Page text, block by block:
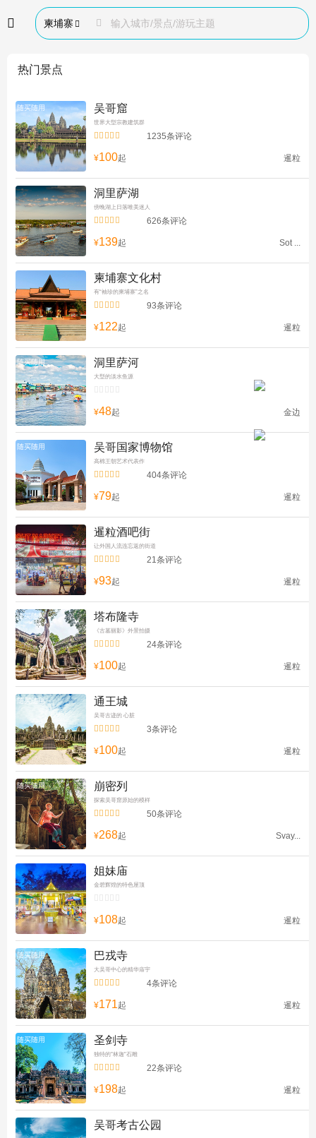
 柬埔寨   输入城市/景点/游玩主题
热门景点
随买随用 吴哥窟
世界大型宗教建筑群

 1235条评论
¥100起 暹粒
洞里萨湖
傍晚湖上日落唯美迷人

 626条评论
¥139起 Sot ...
柬埔寨文化村
有“袖珍的柬埔寨”之名

 93条评论
¥122起 暹粒
随买随用 洞里萨河
大型的淡水鱼源
¥48起 金边
随买随用 吴哥国家博物馆
高棉王朝艺术代表作

 404条评论
¥79起 暹粒
暹粒酒吧街
让外国人流连忘返的街道

 21条评论
¥93起 暹粒
随买随用 塔布隆寺
《古墓丽影》外景拍摄

 24条评论
¥100起 暹粒
随买随用 通王城
吴哥古迹的 心脏

 3条评论
¥100起 暹粒
随买随用 崩密列
探索吴哥窟原始的模样

 50条评论
¥268起 Svay...
姐妹庙
金碧辉煌的特色屋顶
¥108起 暹粒
随买随用 巴戎寺
大吴哥中心的精华庙宇

 4条评论
¥171起 暹粒
随买随用 圣剑寺
独特的"林迦"石雕

 22条评论
¥198起 暹粒
吴哥考古公园